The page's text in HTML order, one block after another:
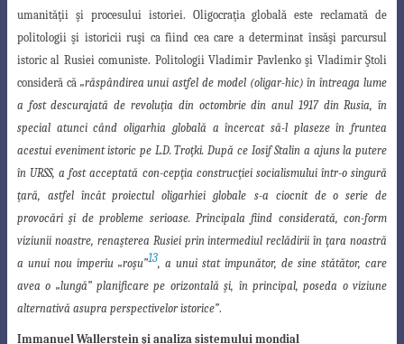
umanităţii şi procesului istoriei. Oligocraţia globală este reclamată de
politologii şi istoricii ruşi ca fiind cea care a determinat însăşi parcursul
istoric al Rusiei comuniste. Politologii Vladimir Pavlenko şi Vladimir Ştoli
consideră că „răspândirea unui astfel de model (oligar-hic) în întreaga lume
a fost descurajată de revoluţia din octombrie din anul 1917 din Rusia,în
special atunci când oligarhia globală a încercat să-l plaseze în fruntea
acestui evenimentistoric pe L.D. Troţki. După ce Iosif Stalin a ajuns la putere
în URSS, afost acceptată con-cepţia construcţiei socialismului într-o singură
ţară, astfel încât proiectul oligarhiei globale s-a ciocnit de o serie de
provocări şi de probleme serioase. Principala fiind considerată, con-form
viziunii noastre, renaşterea Rusiei prin intermediul reclădirii în ţara noastră
a unui nou imperiu „roşu”13, a unui stat impunător, de sine stătător, care
avea o „lungă” planificare pe orizontală şi, în principal, poseda o viziune
alternativă asupra perspectivelor istorice”.
Immanuel Wallerstein şi analiza sistemului mondial